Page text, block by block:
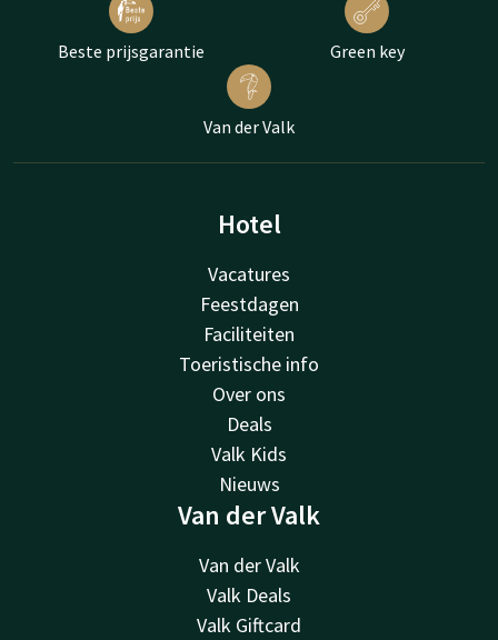
Beste prijsgarantie Green key
Van der Valk
Hotel
Vacatures
Feestdagen
Faciliteiten
Toeristische info
Over ons
Deals
Valk Kids
Nieuws
Van der Valk
Van der Valk
Valk Deals
Valk Giftcard